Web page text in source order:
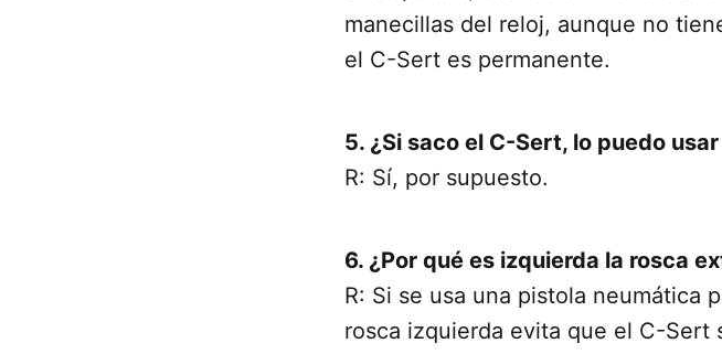
manecillas del reloj, aunque no
el C-Sert es permanente.
5. ¿Si saco el C-Sert, lo puedo
R: Sí, por supuesto.
6. ¿Por qué es izquierda la rosca
R: Si se usa una pistola neumática
rosca izquierda evita que el C-Sert